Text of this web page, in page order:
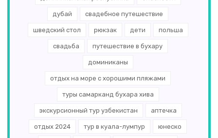
дубай свадебное путешествие
шведский стол рюкзак дети польша
свадьба путешествие в бухару
доминиканы
отдых на море с хорошими пляжами
туры самарканд бухара хива
экскурсионный тур узбекистан аптечка
отдых 2024 тур в куала-лумпур юнеско